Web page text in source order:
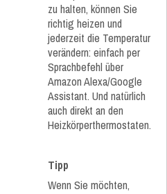
zu halten, können Sie
richtig heizen und
jederzeit die Temperatur
verändern: einfach per
Sprachbefehl über
Amazon Alexa/Google
Assistant. Und natürlich
auch direkt an den
Heizkörperthermostaten.
Tipp
Wenn Sie möchten,